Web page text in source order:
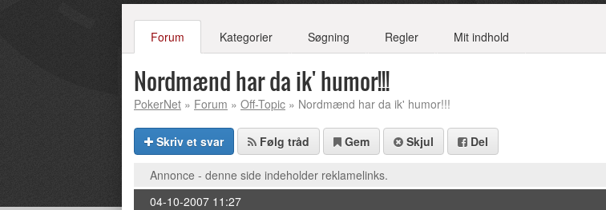
Forum Kategorier Søgning Regler Mit indhold
Nordmænd har da ik' humor!!!
PokerNet » Forum » Off-Topic » Nordmænd har da ik' humor!!!
Skriv et svar Følg tråd Gem Skjul Del
Annonce - denne side indeholder reklamelinks.
04-10-2007 11:27